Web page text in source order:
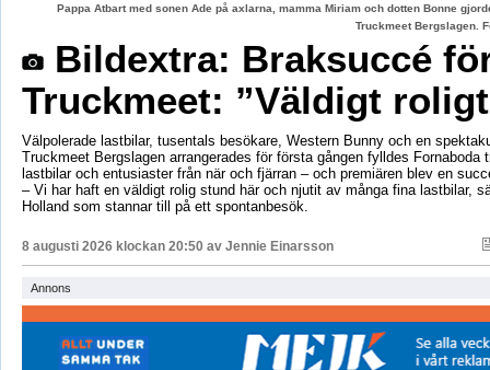
Pappa Atbart med sonen Ade på axlarna, mamma Miriam och dotten Bonne
Truckmeet Bergslagen.
Bildextra: Braksuccé
Truckmeet: ”Väldigt
Välpolerade lastbilar, tusentals besökare, Western Bunny och en
Truckmeet Bergslagen arrangerades för första gången fylldes Fornaboda
lastbilar och entusiaster från när och fjärran – och premiären blev en
– Vi har haft en väldigt rolig stund här och njutit av många fina lastbilar,
Holland som stannar till på ett spontanbesök.
8 augusti 2026 klockan 20:50 av Jennie Einarsson
Annons